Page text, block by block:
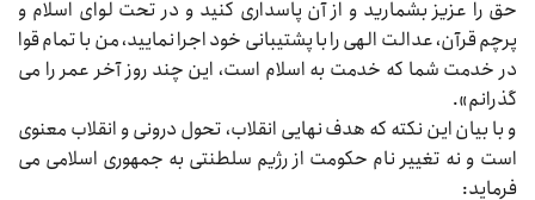
حق را عزیز بشمارید و از آن پاسداری کنید و در تحت لوای اسلام و
پرچم قرآن، عدالت الهی را با پشتیبانی خود اجرا نمایید، من با تمام قوا
در خدمت شما که خدمت به اسلام است، این چند روز آخر عمر را می‌‌‌
گذرانم».
و با بیان این نکته که هدف نهایی انقلاب، تحول درونی و انقلاب معنوی
است و نه تغییر نام حکومت از رژیم سلطنتی به جمهوری اسلامی می‌‌‌
فرماید: